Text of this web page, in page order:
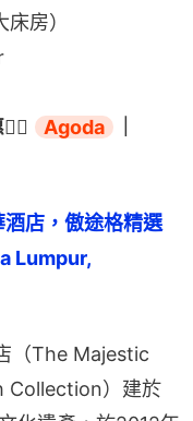
房）
Agoda
酒店，傲途格精選
Lumpur,
（The Majestic
Collection）建於